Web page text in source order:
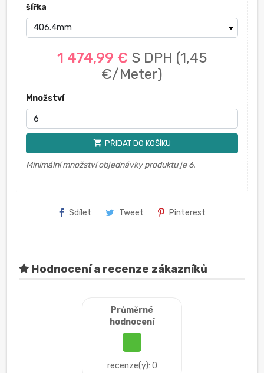
šířka
1 474,99 € S DPH (1,45
€/Meter)
Množství
shopping_cart PŘIDAT DO KOŠÍKU
Minimální množství objednávky produktu je 6.
Sdílet Tweet Pinterest
Hodnocení a recenze zákazníků
Průměrné
hodnocení
recenze(y): 0